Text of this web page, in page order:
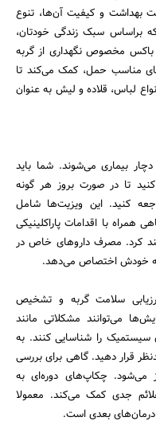
بهداشت و کیفیت آن‌ها، تنوع
براساس سبک زندگی خودتان،
باکس مخصوص نگهداری از گربه
مناسب حمل، کمک می‌کند تا
لباس، قلاده و لیش به عنوان
بیماری می‌شوند. شما باید
تا در صورت بروز هر گونه
کنید. این ویزیت‌ها شامل
با اقدامات پاراکلینیکی
کرد. مصرف داروهای خاص در
خودش اختصاص می‌دهد.
سلامت گربه و تشخیص
می‌توانند مشکلاتی مانند
سیستمیک را شناسایی کنند. به
قرار دهید. گاهی برای بررسی
می‌شود. چکاپ‌های دوره‌ای به
جدی کمک می‌کند. معمولا
درمان‌های بعدی است.